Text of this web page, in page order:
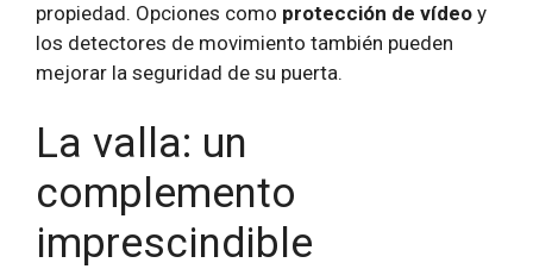
propiedad. Opciones como protección de vídeo y
los detectores de movimiento también pueden
mejorar la seguridad de su puerta.
La valla: un
complemento
imprescindible